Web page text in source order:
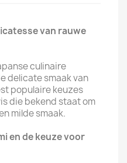
van rauwe
culinaire
delicate smaak van
populaire keuzes
die bekend staat om
milde smaak.
en de keuze voor